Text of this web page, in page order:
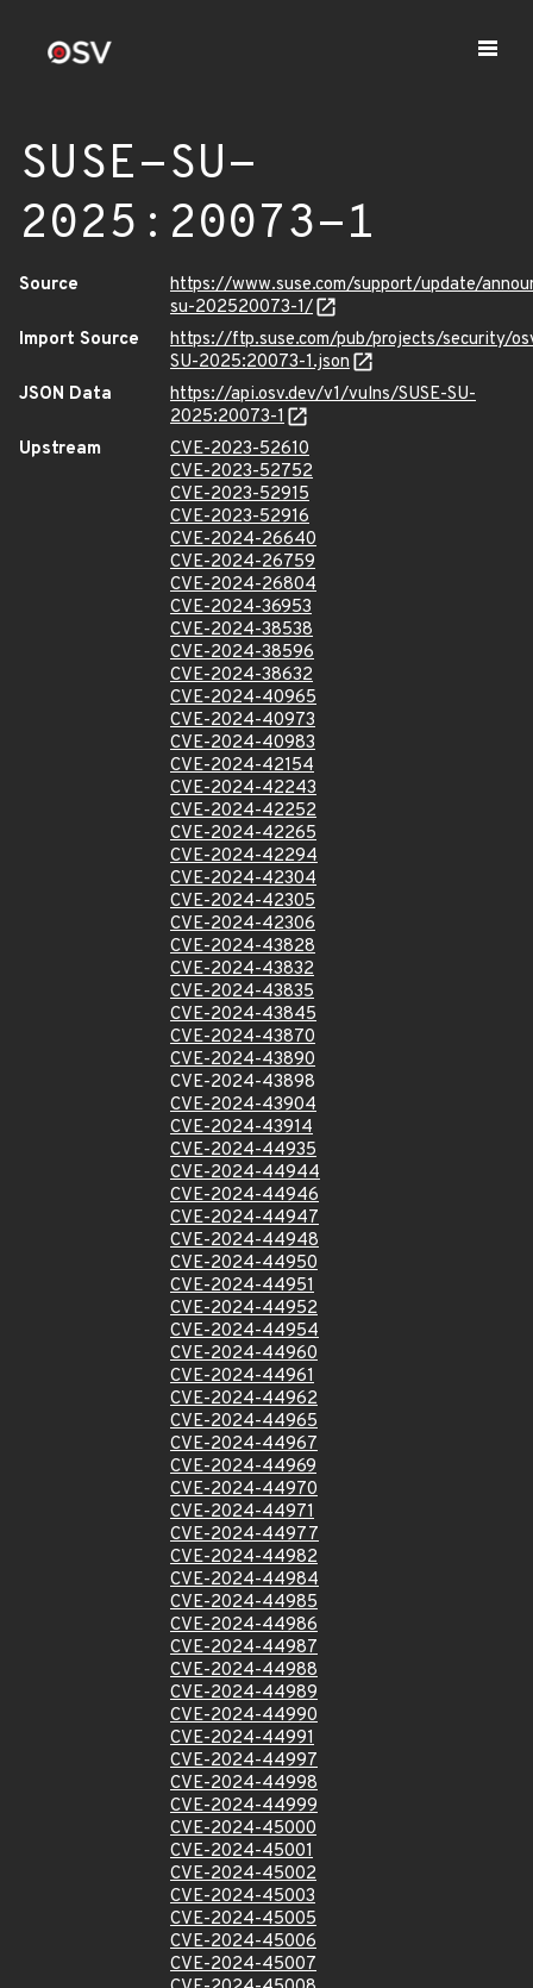
SUSE-SU-
2025:20073-1
Source
https://www.suse.com/support/update/
su-202520073-1/
Import Source
https://ftp.suse.com/pub/projects/security/
SU-2025:20073-1.json
JSON Data
https://api.osv.dev/v1/vulns/SUSE-SU-
2025:20073-1
Upstream
CVE-2023-52610
CVE-2023-52752
CVE-2023-52915
CVE-2023-52916
CVE-2024-26640
CVE-2024-26759
CVE-2024-26804
CVE-2024-36953
CVE-2024-38538
CVE-2024-38596
CVE-2024-38632
CVE-2024-40965
CVE-2024-40973
CVE-2024-40983
CVE-2024-42154
CVE-2024-42243
CVE-2024-42252
CVE-2024-42265
CVE-2024-42294
CVE-2024-42304
CVE-2024-42305
CVE-2024-42306
CVE-2024-43828
CVE-2024-43832
CVE-2024-43835
CVE-2024-43845
CVE-2024-43870
CVE-2024-43890
CVE-2024-43898
CVE-2024-43904
CVE-2024-43914
CVE-2024-44935
CVE-2024-44944
CVE-2024-44946
CVE-2024-44947
CVE-2024-44948
CVE-2024-44950
CVE-2024-44951
CVE-2024-44952
CVE-2024-44954
CVE-2024-44960
CVE-2024-44961
CVE-2024-44962
CVE-2024-44965
CVE-2024-44967
CVE-2024-44969
CVE-2024-44970
CVE-2024-44971
CVE-2024-44977
CVE-2024-44982
CVE-2024-44984
CVE-2024-44985
CVE-2024-44986
CVE-2024-44987
CVE-2024-44988
CVE-2024-44989
CVE-2024-44990
CVE-2024-44991
CVE-2024-44997
CVE-2024-44998
CVE-2024-44999
CVE-2024-45000
CVE-2024-45001
CVE-2024-45002
CVE-2024-45003
CVE-2024-45005
CVE-2024-45006
CVE-2024-45007